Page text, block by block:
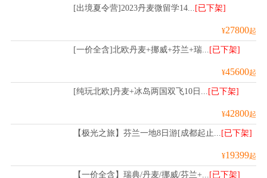
[出境夏令营]2023丹麦微留学14... [已下架]
¥27800起
[一价全含]北欧丹麦+挪威+芬兰+瑞... [已下架]
¥45600起
[纯玩北欧]丹麦+冰岛两国双飞10日... [已下架]
¥42800起
【极光之旅】芬兰一地8日游[成都起止... [已下架]
¥19399起
【一价全含】瑞典/丹麦/挪威/芬兰+... [已下架]